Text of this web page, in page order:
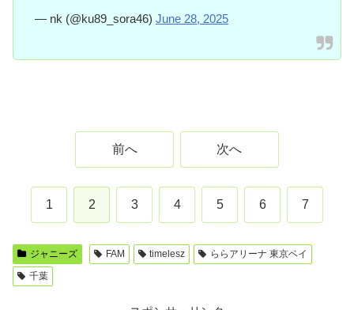
— nk (@ku89_sora46) June 28, 2025
前へ 次へ
1 2 3 4 5 6 7
ジャニーズ FAM timelesz
ららアリーナ 東京ベイ
千葉